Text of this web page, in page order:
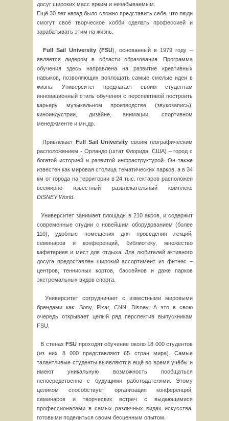
досуг широких масс ярким и незабываемым.
Ещё 30 лет назад было сложно представить себе, что люди
смогут своё творческое хобби сделать профессией и
зарабатывать этим на жизнь.
Full Sail University (FSU), основанный в 1979 году –
является лидером в области образования. Программа
обучения здесь направлена на развитие креативных
навыков, позволяющих воплощать самые смелые идеи в
жизнь. Университет предлагает своим студентам
инновационный стиль обучения с перспективой построить
карьеру музыкальном производстве (звукозапись),
киноиндустрии, дизайне, анимации, спортивном
менеджменте и мн.др.
Привлекает FullSailUniversity своим географическим
расположением - Орландо (штат Флорида, США) – город с
богатой историей и развитой инфраструктурой. Он также
известен как мировая столица тематических парков, а в 34
км от города на территории в 24 тыс. гектаров расположен
всемирно известный развлекательный комплекс
DISNEY World.
Университет занимает площадь в 210 акров, и содержит
современные студии с новейшим оборудованием (более
110), удобные помещения для проведения лекций,
семинаров и конференций, библиотеку, множество
кафетериев и мест для отдыха. Для любителей активного
досуга предоставлен широкий ассортимент из фитнес –
центров, теннисных кортов, бассейнов и даже парков
экстремальных видов спорта.
Университет сотрудничает с известными мировыми
брендами как: Sony, Pixar, CNN, Disney. А это в свою
очередь открывает целый ряд перспектив выпускникам
FSU.
В стенах FSU проходят обучение около 18 000 студентов
(из них 8 000 представляют 65 стран мира). Самые
талантливые студенты выявляются ещё во время учёбы и
имеют уникальную возможность пообщаться
непосредственно с будущими работодателями. Этому
целиком способствует организация конференций,
семинаров и творческих встреч с выдающимися
профессионалами в самых различных видах искусства,
готовыми поделиться своим бесценным опытом.